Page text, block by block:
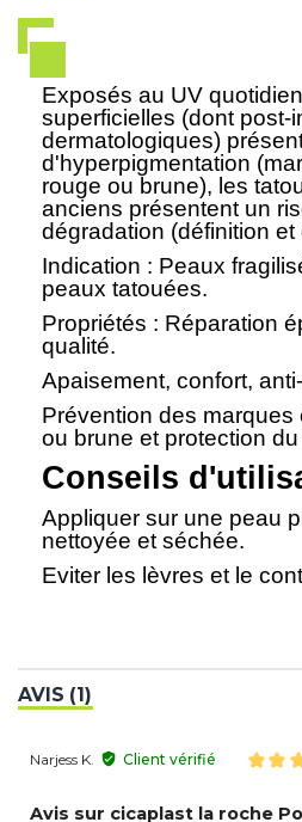
Exposés au UV
superficielles (dont post-
dermatologiques)
d'hyperpigmentation
rouge ou brune), les
anciens présentent un
dégradation (définition et
Indication : Peaux
peaux tatouées.
Propriétés : Réparation
qualité.
Apaisement, confort,
Prévention des marques
ou brune et protection
Conseils
Appliquer sur une peau
nettoyée et séchée.
Eviter les lèvres et le
AVIS (1)
Narjess K. Client vérifié
Avis sur cicaplast la roche